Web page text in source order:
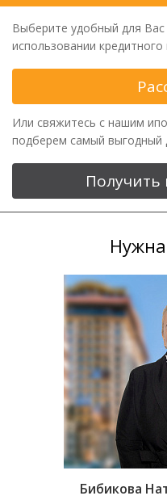
Выберите удобный для
использовании кредитного
Или свяжитесь с нашим
подберем самый выгодный
Получить
Бибикова